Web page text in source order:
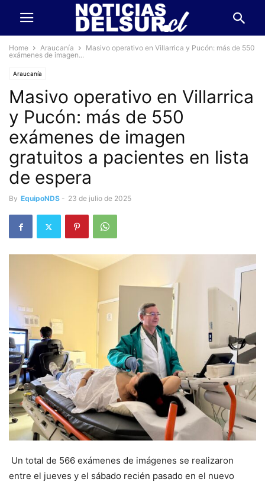
Home Araucanía
Masivo operativo en Villarrica y Pucón: más de 550
exámenes de imagen...
Araucanía
Masivo operativo en Villarrica
y Pucón: más de 550
exámenes de imagen
gratuitos a pacientes en lista
de espera
By EquipoNDS - 23 de julio de 2025
Un total de 566 exámenes de imágenes se realizaron
entre el jueves y el sábado recién pasado en el nuevo